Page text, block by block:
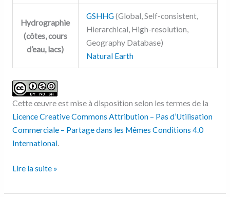
Hydrographie
(côtes, cours
d’eau, lacs)
GSHHG(Global, Self-consistent,
Hierarchical, High-resolution,
Geography Database)
Natural Earth
Cette œuvre est mise à disposition selon les termes de la
Licence Creative Commons Attribution – Pas d’Utilisation
Commerciale – Partage dans les Mêmes Conditions 4.0
International.
Lire la suite »